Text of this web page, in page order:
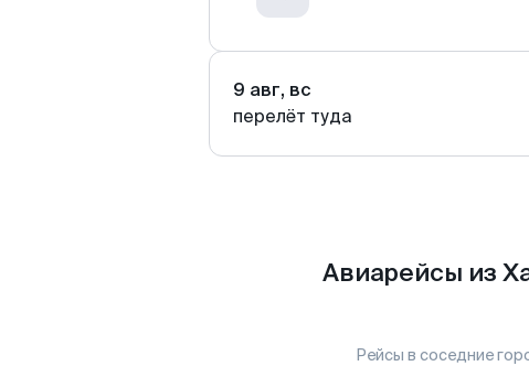
9 авг, вс
перелёт туда
Авиарейсы из
Рейсы в соседние